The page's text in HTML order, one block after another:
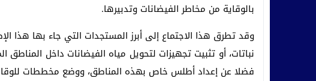
بالوقاية من مخاطر الفيضانات وتدبيرها.
وقد تطرق هذا الاجتماع إلى أبرز المستجدات التي جاء بها هذا
نباتات، أو تثبيت تجهيزات لتحويل مياه الفيضانات داخل
فضلا عن إعداد أطلس خاص بهذه المناطق، ووضع مخططات